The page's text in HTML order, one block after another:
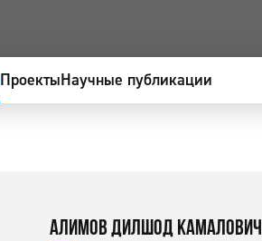
ПроектыНаучные публикации
АЛИМОВ ДИЛШОД КАМАЛОВИЧ